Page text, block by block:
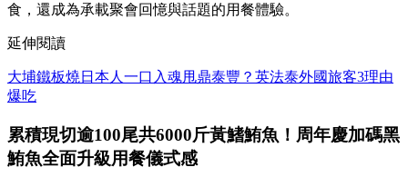
食，還成為承載聚會回憶與話題的用餐體驗。
延伸閱讀
大埔鐵板燒日本人一口入魂甩鼎泰豐？英法泰外國旅客3理由
爆吃
累積現切逾100尾共6000斤黃鰭鮪魚！周年慶加碼黑
鮪魚全面升級用餐儀式感